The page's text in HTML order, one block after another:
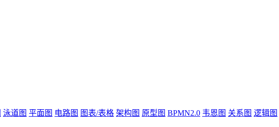
泳道图 平面图 电路图 图表/表格 架构图 原型图 BPMN2.0 韦恩图 关系图 逻辑图